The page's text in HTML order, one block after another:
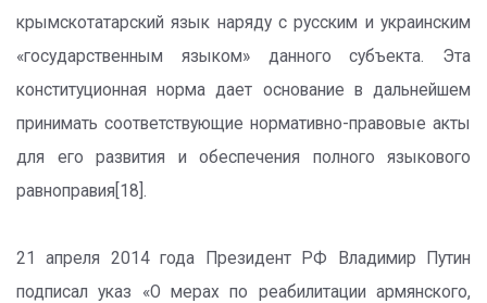
крымскотатарский язык наряду с русским и украинским
«государственным языком» данного субъекта. Эта
конституционная норма дает основание в дальнейшем
принимать соответствующие нормативно-правовые акты
для его развития и обеспечения полного языкового
равноправия[18].
21 апреля 2014 года Президент РФ Владимир Путин
подписал указ «О мерах по реабилитации армянского,